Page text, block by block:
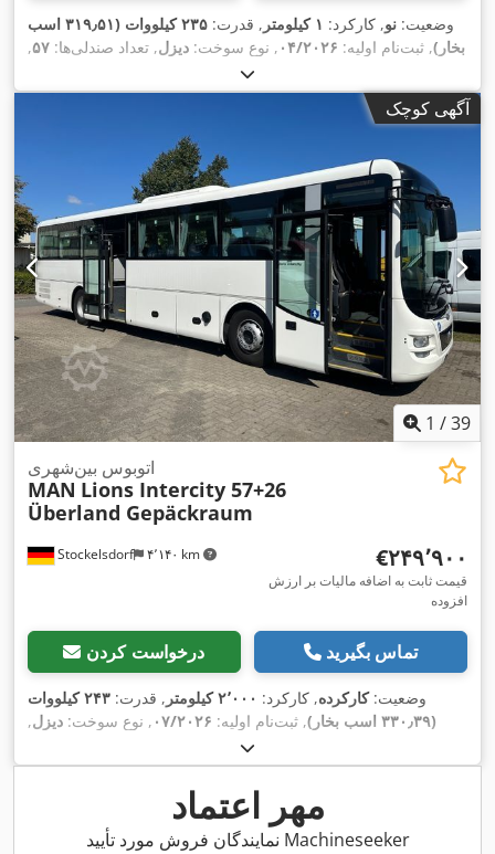
وضعیت: نو, کارکرد: ۱ کیلومتر , قدرت:
۲۳۵ کیلووات (۳۱۹٫۵۱ اسب
بخار), ثبت‌نام اولیه: ۰۴/۲۰۲۶ , نوع سوخت: دیزل, تعداد صندلی‌ها: ۵۷,
, کلاس انتشار:
رتاردر, طول کل:۱۲٬۱۰۰ میلی‌متر , ارتفاع کل:۳٬۵۰۰ میلی‌متر
, سال
اِی‌بی‌اِس‎, تهویه مطبوع, کروز کنترل,
آگهی کوچک
1 /39
Stockelsdorf ۴٬۱۴۰ km
اتوبوس بین‌شهری
MAN Lions Intercity 57+26
Überland Gepäckraum
‎€۲۴۹٬۹۰۰
قیمت ثابت به اضافه مالیات بر ارزش
افزوده
درخواست کردن تماس بگیرید
وضعیت:کارکرده, کارکرد: ۲٬۰۰۰ کیلومتر , قدرت:
۲۴۳ کیلووات
(۳۳۰٫۳۹ اسب بخار)
, ثبت‌نام اولیه: ۰۷/۲۰۲۶ , نوع سوخت: دیزل,
, نوع چرخ‌دنده:
رتاردر, تجهیزات:اِی‌بی‌اِس‎, برنامه پایداری الکترونیکی (ESP), تهویه
مهر اعتماد
نمایندگان فروش مورد تأیید Machineseeker